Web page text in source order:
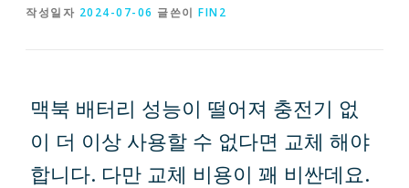
작성일자 2024-07-06 글쓴이FIN2
맥북 배터리 성능이 떨어져 충전기 없
이 더 이상 사용할 수 없다면 교체 해야
합니다. 다만 교체 비용이 꽤 비싼데요.